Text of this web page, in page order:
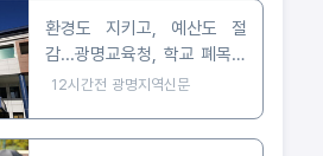
환경도 지키고, 예산도 절
감...광명교육청, 학교 폐목재
무상위탁처리 지원
12시간전 광명지역신문